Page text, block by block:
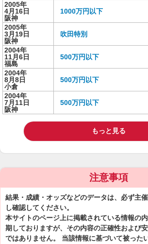
2005年
4月16日
阪神
1000万円以下
2005年
3月19日
阪神
吹田特別
2004年
11月6日
福島
500万円以下
2004年
8月8日
小倉
500万円以下
2004年
7月11日
阪神
500万円以下
もっと見る
注意事項
結果・成績・オッズなどのデータは、必ず主
し確認してください。
本サイトのページ上に掲載されている情報の
期しておりますが、その内容の正確性および
ではありません。 当該情報に基づいて被った